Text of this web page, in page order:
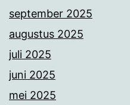
september 2025
augustus 2025
juli 2025
juni 2025
mei 2025